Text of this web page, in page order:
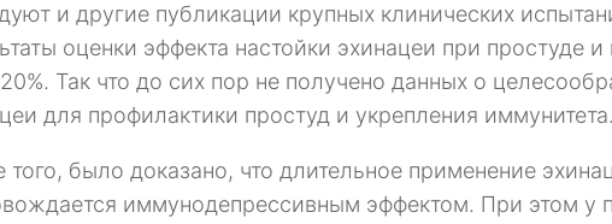
и другие публикации крупных клинических
оценки эффекта настойки эхинацеи при простуде
Так что до сих пор не получено данных о
для профилактики простуд и укрепления иммунитета.
того, было доказано, что длительное применение
иммунодепрессивным эффектом. При этом у